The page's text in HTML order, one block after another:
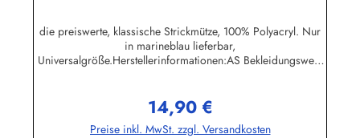
die preiswerte, klassische Strickmütze, 100% Polyacryl. Nur
in marineblau lieferbar,
Universalgröße.Herstellerinformationen:AS Bekleidungswerk
Regulärer Preis:
14,90 €
Preise inkl. MwSt. zzgl. Versandkosten